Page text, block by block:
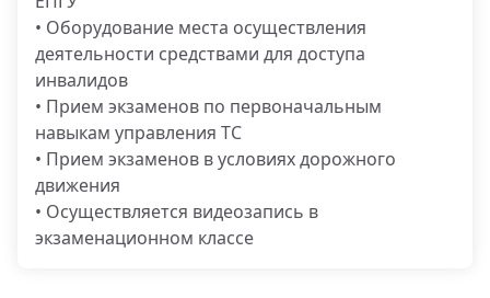
• Оборудование места осуществления
деятельности средствами для доступа
инвалидов
• Прием экзаменов по первоначальным
навыкам управления ТС
• Прием экзаменов в условиях дорожного
движения
• Осуществляется видеозапись в
экзаменационном классе